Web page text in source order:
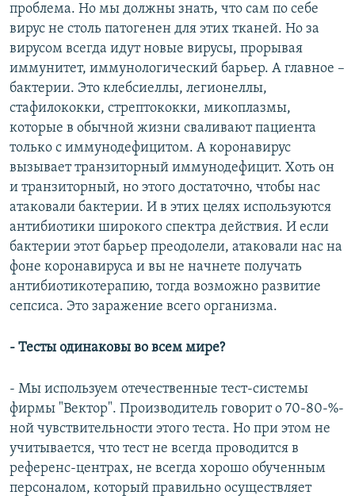
проблема. Но мы должны знать, что сам по себе
вирус не столь патогенен для этих тканей. Но за
вирусом всегда идут новые вирусы, прорывая
иммунитет, иммунологический барьер. А главное –
бактерии. Это клебсиеллы, легионеллы,
стафилококки, стрептококки, микоплазмы,
которые в обычной жизни сваливают пациента
только с иммунодефицитом. А коронавирус
вызывает транзиторный иммунодефицит. Хоть он
и транзиторный, но этого достаточно, чтобы нас
атаковали бактерии. И в этих целях используются
антибиотики широкого спектра действия. И если
бактерии этот барьер преодолели, атаковали нас на
фоне коронавируса и вы не начнете получать
антибиотикотерапию, тогда возможно развитие
сепсиса. Это заражение всего организма.
- Тесты одинаковы во всем мире?
- Мы используем отечественные тест-системы
фирмы "Вектор". Производитель говорит о 70-80-%-
ной чувствительности этого теста. Но при этом не
учитывается, что тест не всегда проводится в
референс-центрах, не всегда хорошо обученным
персоналом, который правильно осуществляет